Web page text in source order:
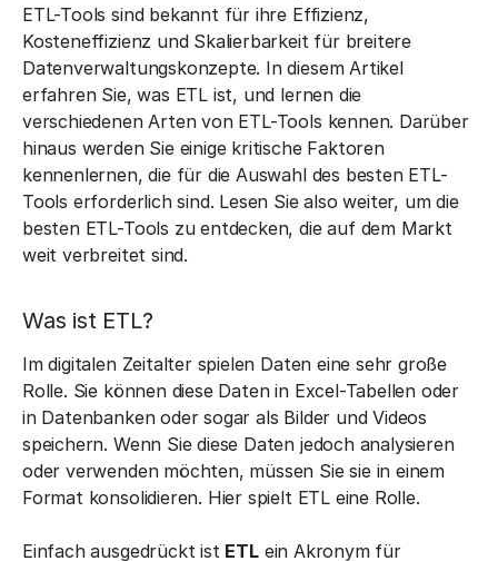
ETL-Tools sind bekannt für ihre Effizienz,
Kosteneffizienz und Skalierbarkeit für breitere
Datenverwaltungskonzepte. In diesem Artikel
erfahren Sie, was ETL ist, und lernen die
verschiedenen Arten von ETL-Tools kennen. Darüber
hinaus werden Sie einige kritische Faktoren
kennenlernen, die für die Auswahl des besten ETL-
Tools erforderlich sind. Lesen Sie also weiter, um die
besten ETL-Tools zu entdecken, die auf dem Markt
weit verbreitet sind.
Was ist ETL?
Im digitalen Zeitalter spielen Daten eine sehr große
Rolle. Sie können diese Daten in Excel-Tabellen oder
in Datenbanken oder sogar als Bilder und Videos
speichern. Wenn Sie diese Daten jedoch analysieren
oder verwenden möchten, müssen Sie sie in einem
Format konsolidieren. Hier spielt ETL eine Rolle.
Einfach ausgedrückt ist ETLein Akronym für